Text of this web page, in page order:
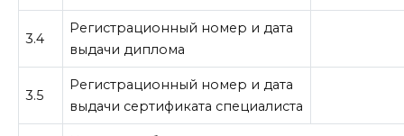
3.4
Регистрационный номер и дата
выдачи диплома
3.5
Регистрационный номер и дата
выдачи сертификата специалиста